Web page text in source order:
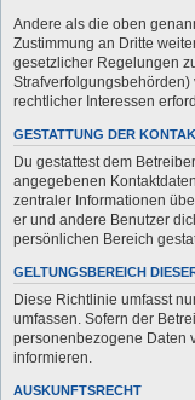
Andere als die oben
Zustimmung an Dritte
gesetzlicher Regelungen
Strafverfolgungsbehörden)
rechtlicher Interessen
GESTATTUNG DER
Du gestattest dem
angegebenen
zentraler Informationen
er und andere Benutzer
persönlichen Bereich
GELTUNGSBEREICH
Diese Richtlinie umfasst
umfassen. Sofern der
personenbezogene Daten
informieren.
AUSKUNFTSRECHT